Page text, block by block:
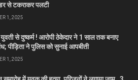
से टकराकर पलटी
1, 2025
से दुष्कर्म ! आरोपी ठेकेदार ने 1 साल तक बनाए
पीड़िता ने पुलिस को सुनाई आपबीती
1, 2025